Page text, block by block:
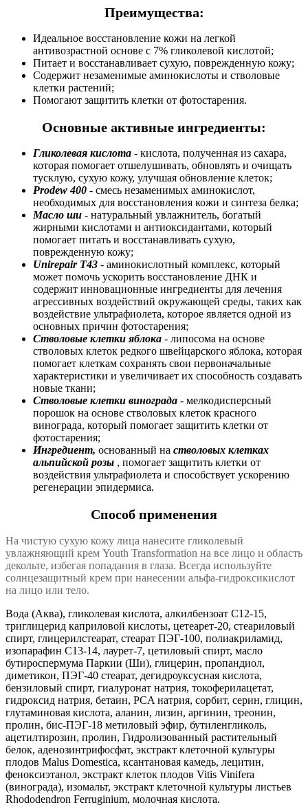
Преимущества:
Идеальное восстановление кожи на легкой
антивозрастной основе с 7% гликолевой кислотой;
Питает и восстанавливает сухую, поврежденную кожу;
Содержит незаменимые аминокислоты и стволовые
клетки растений;
Помогают защитить клетки от фотостарения.
Основные активные ингредиенты:
Гликолевая кислота - кислота, полученная из сахара,
которая помогает отшелушивать, обновлять и очищать
тусклую, сухую кожу, улучшая обновление клеток;
Prodew 400 - смесь незаменимых аминокислот,
необходимых для восстановления кожи и синтеза белка;
Масло ши - натуральный увлажнитель, богатый
жирными кислотами и антиоксидантами, который
помогает питать и восстанавливать сухую,
поврежденную кожу;
Unirepair T43 - аминокислотный комплекс, который
может помочь ускорить восстановление ДНК и
содержит инновационные ингредиенты для лечения
агрессивных воздействий окружающей среды, таких как
воздействие ультрафиолета, которое является одной из
основных причин фотостарения;
Стволовые клетки яблока - липосома на основе
стволовых клеток редкого швейцарского яблока, которая
помогает клеткам сохранять свои первоначальные
характеристики и увеличивает их способность создавать
новые ткани;
Стволовые клетки винограда - мелкодисперсный
порошок на основе стволовых клеток красного
винограда, который помогает защитить клетки от
фотостарения;
Ингредиент, основанный на стволовых клетках
альпийской розы , помогает защитить клетки от
воздействия ультрафиолета и способствует ускорению
регенерации эпидермиса.
Способ применения
На чистую сухую кожу лица нанесите гликолевый
увлажняющий крем Youth Transformation на все лицо и область
декольте, избегая попадания в глаза. Всегда используйте
солнцезащитный крем при нанесении альфа-гидроксикислот
на лицо или тело.
Вода (Аква), гликолевая кислота, алкилбензоат С12-15,
триглицерид каприловой кислоты, цетеарет-20, стеариловый
спирт, глицерилстеарат, стеарат ПЭГ-100, полиакриламид,
изопарафин С13-14, лаурет-7, цетиловый спирт, масло
бутироспермума Паркии (Ши), глицерин, пропандиол,
диметикон, ПЭГ-40 стеарат, дегидроуксусная кислота,
бензиловый спирт, гиалуронат натрия, токоферилацетат,
гидроксид натрия, бетаин, PCA натрия, сорбит, серин, глицин,
глутаминовая кислота, аланин, лизин, аргинин, треонин,
пролин, бис-ПЭГ-18 метиловый эфир, бутиленгликоль,
ацетилтирозин, пролин, Гидролизованный растительный
белок, аденозинтрифосфат, экстракт клеточной культуры
плодов Malus Domestica, ксантановая камедь, лецитин,
феноксиэтанол, экстракт клеток плодов Vitis Vinifera
(винограда), изомальт, экстракт клеточной культуры листьев
Rhododendron Ferruginium, молочная кислота.